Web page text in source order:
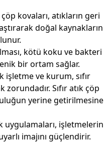
çöp kovaları, atıkların geri
doğal kaynakların
kötü koku ve bakteri
bir ortam sağlar.
işletme ve kurum, sıfır
Sıfır atık çöp
yerine getirilmesine
uygulamaları, işletmelerin
imajını güçlendirir.